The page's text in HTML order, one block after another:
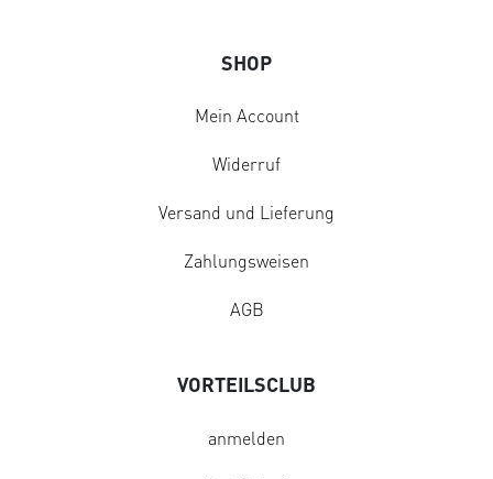
SHOP
Mein Account
Widerruf
Versand und Lieferung
Zahlungsweisen
AGB
VORTEILSCLUB
anmelden